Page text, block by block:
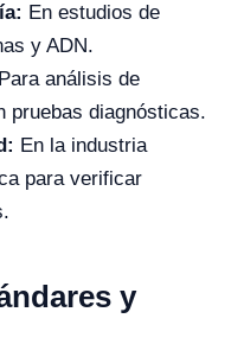
En estudios de
y ADN.
Para análisis de
pruebas diagnósticas.
En la industria
para verificar
y